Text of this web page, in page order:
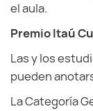
el aula.
Premio Itaú
Las y los
pueden
La Categoría